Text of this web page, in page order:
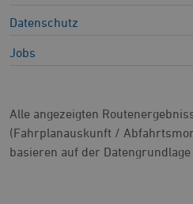
Datenschutz
Jobs
Alle angezeigten
(Fahrplanauskunft /
basieren auf der Datengrundlage